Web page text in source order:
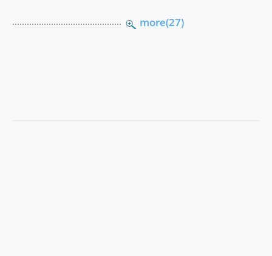
............................................. more(27)